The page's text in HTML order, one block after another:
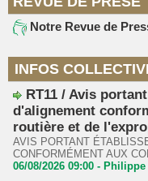
Notre Revue de
INFOS
RT11 / Avis
d'alignement
routière et de
AVIS PORTANT
CONFORMÉMENT AUX
06/08/2026 09:00 - Philippe